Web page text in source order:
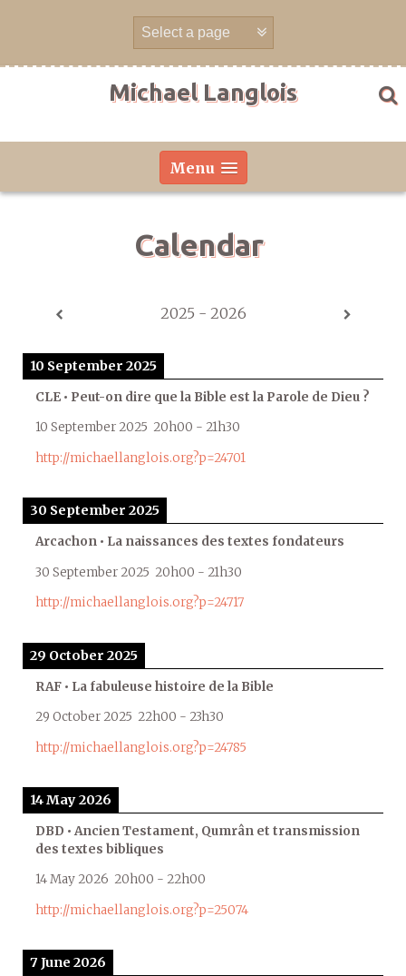
Michael Langlois
Menu
Calendar
2025 - 2026
10 September 2025
CLE • Peut-on dire que la Bible est la Parole de Dieu ?
10 September 2025 20h00 - 21h30
http://michaellanglois.org?p=24701
30 September 2025
Arcachon • La naissances des textes fondateurs
30 September 2025 20h00 - 21h30
http://michaellanglois.org?p=24717
29 October 2025
RAF • La fabuleuse histoire de la Bible
29 October 2025 22h00 - 23h30
http://michaellanglois.org?p=24785
14 May 2026
DBD • Ancien Testament, Qumrân et transmission
des textes bibliques
14 May 2026 20h00 - 22h00
http://michaellanglois.org?p=25074
7 June 2026